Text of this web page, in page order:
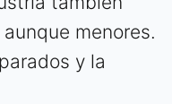
menores.
y la